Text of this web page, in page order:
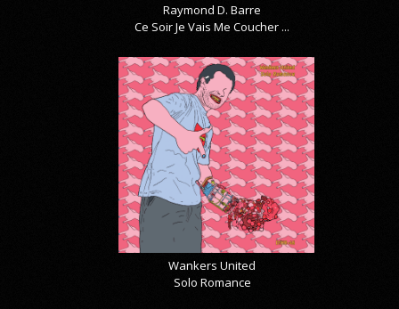
Raymond D. Barre
Ce Soir Je Vais Me Coucher ...
Wankers United
Solo Romance